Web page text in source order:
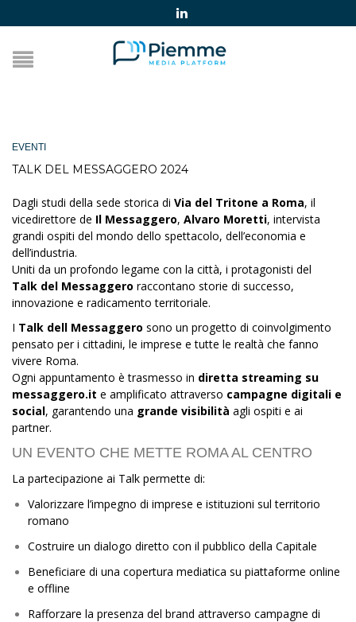
EVENTI
TALK DEL MESSAGGERO 2024
Dagli studi della sede storica di Via del Tritone a Roma, il
vicedirettore de Il Messaggero, Alvaro Moretti, intervista
grandi ospiti del mondo dello spettacolo, dell’economia e
dell’industria.
Uniti da un profondo legame con la città, i protagonisti del
Talk del Messaggero raccontano storie di successo,
innovazione e radicamento territoriale.
I Talk dell Messaggero sono un progetto di coinvolgimento
pensato per i cittadini, le imprese e tutte le realtà che fanno
vivere Roma.
Ogni appuntamento è trasmesso in diretta streaming su
messaggero.it e amplificato attraverso campagne digitali e
social, garantendo una grande visibilità agli ospiti e ai
partner.
UN EVENTO CHE METTE ROMA AL CENTRO
La partecipazione ai Talk permette di:
Valorizzare l’impegno di imprese e istituzioni sul territorio
romano
Costruire un dialogo diretto con il pubblico della Capitale
Beneficiare di una copertura mediatica su piattaforme online
e offline
Rafforzare la presenza del brand attraverso campagne di